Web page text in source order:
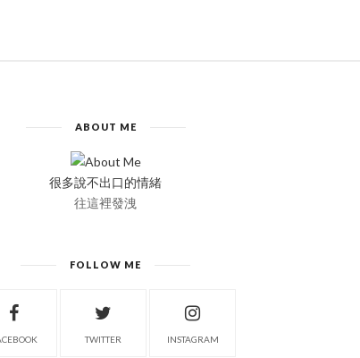
ABOUT ME
很多說不出口的情緒
往這裡發洩
FOLLOW ME
TWITTER INSTAGRAM